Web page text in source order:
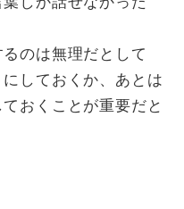
のは無理だとして
しておくか、あとは
おくことが重要だと